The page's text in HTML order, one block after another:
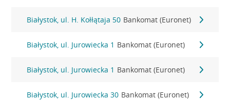
Białystok, ul. H. Kołłątaja 50 Bankomat (Euronet)
Białystok, ul. Jurowiecka 1 Bankomat (Euronet)
Białystok, ul. Jurowiecka 1 Bankomat (Euronet)
Białystok, ul. Jurowiecka 30 Bankomat (Euronet)